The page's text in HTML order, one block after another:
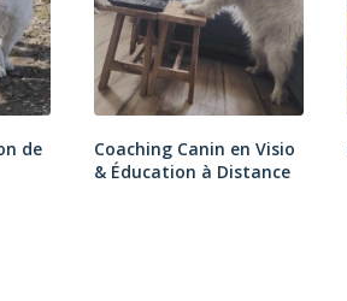
de
Coaching Canin en Visio
& Éducation à Distance